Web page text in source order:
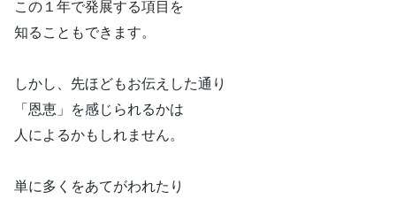
この１年で発展する項目を
知ることもできます。
しかし、先ほどもお伝えした通り
「恩恵」を感じられるかは
人によるかもしれません。
単に多くをあてがわれたり